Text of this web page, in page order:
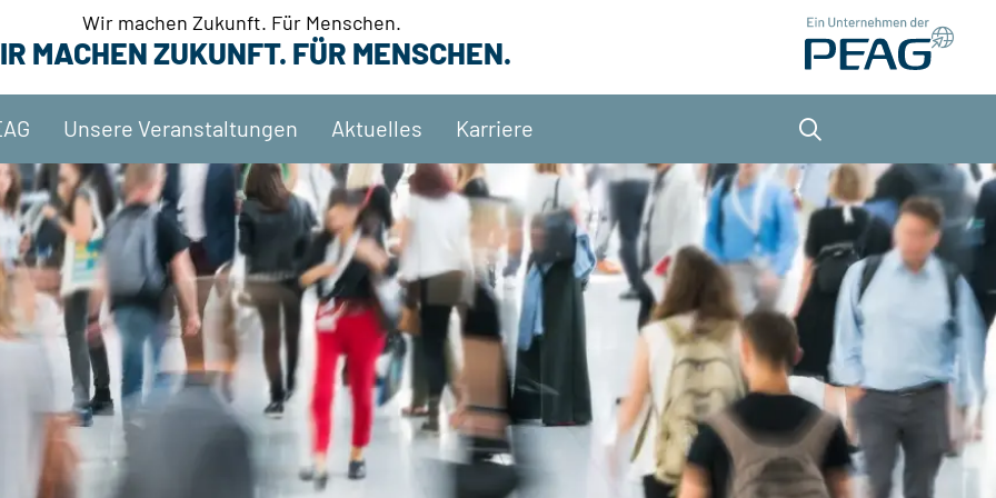
Wir machen Zukunft. Für Menschen.
MACHEN ZUKUNFT. FÜR MENSCHEN.
Unsere Veranstaltungen Aktuelles Karriere